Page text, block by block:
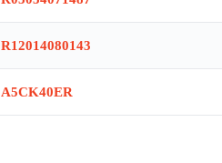
R12014080143
A5CK40ER